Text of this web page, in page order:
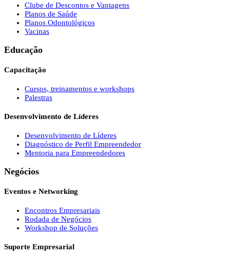
Clube de Descontos e Vantagens
Planos de Saúde
Planos Odontológicos
Vacinas
Educação
Capacitação
Cursos, treinamentos e workshops
Palestras
Desenvolvimento de Líderes
Desenvolvimento de Líderes
Diagnóstico de Perfil Empreendedor
Mentoria para Empreendedores
Negócios
Eventos e Networking
Encontros Empresariais
Rodada de Negócios
Workshop de Soluções
Suporte Empresarial